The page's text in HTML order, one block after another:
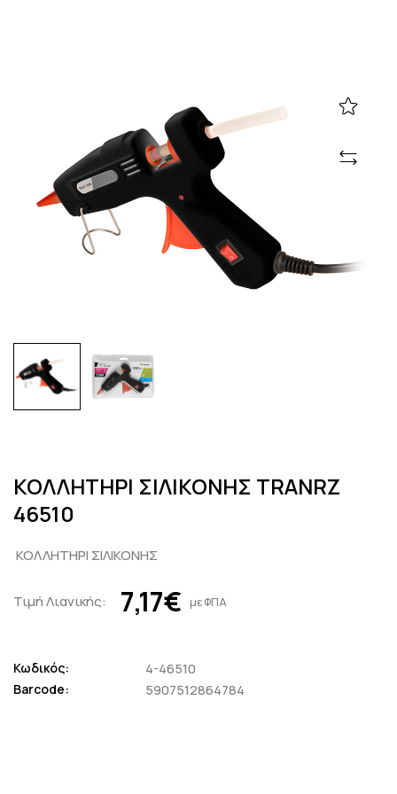
ΚΟΛΛΗΤΗΡΙ ΣΙΛΙΚΟΝΗΣ TRANRZ
46510
ΚΟΛΛΗΤΗΡΙ ΣΙΛΙΚΟΝΗΣ
Τιμή Λιανικής: 7,17€ με ΦΠΑ
Κωδικός: 4-46510
Barcode: 5907512864784